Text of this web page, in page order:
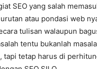
SEO yang salah
atau pondasi web
tulisan walaupun
tentu bukanlah
tapi tetap harus di